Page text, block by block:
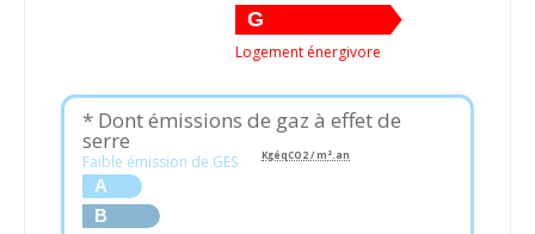
G
Logement énergivore
* Dont émissions de gaz à effet de
serre
Faible émission de GES
A
B
KgéqCO2 / m².an